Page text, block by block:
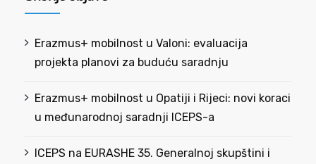
Erazmus+ mobilnost u Valoni: evaluacija
projekta planovi za buduću saradnju
Erazmus+ mobilnost u Opatiji i Rijeci: novi koraci
u međunarodnoj saradnji ICEPS-a
ICEPS na EURASHE 35. Generalnoj skupštini i